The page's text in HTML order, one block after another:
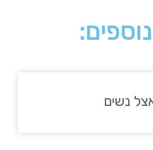
נשים